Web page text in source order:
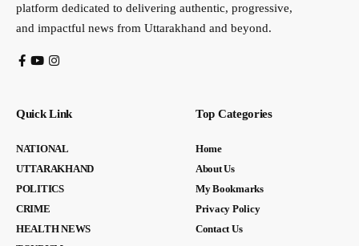
platform dedicated to delivering authentic, progressive,
and impactful news from Uttarakhand and beyond.
Quick Link
NATIONAL
UTTARAKHAND
POLITICS
CRIME
HEALTH NEWS
Top Categories
Home
About Us
My Bookmarks
Privacy Policy
Contact Us